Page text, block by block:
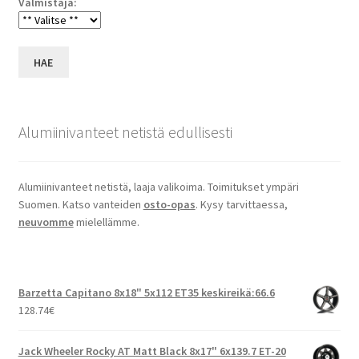
HAE
Alumiinivanteet netistä edullisesti
Alumiinivanteet netistä, laaja valikoima. Toimitukset ympäri
Suomen. Katso vanteiden osto-opas. Kysy tarvittaessa,
neuvommemielellämme.
Barzetta Capitano 8x18" 5x112 ET35 keskireikä:66.6
128.74€
Jack Wheeler Rocky AT Matt Black 8x17" 6x139.7 ET-20